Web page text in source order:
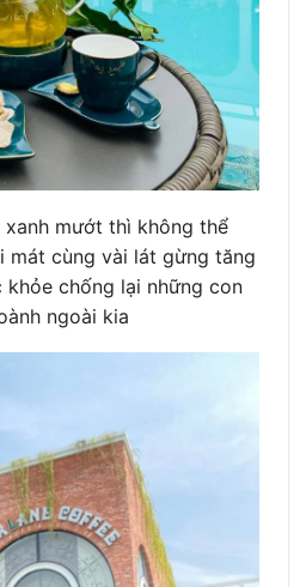
mướt thì không thể
mát cùng vài lát gừng tăng
chống lại những con
ngoài kia